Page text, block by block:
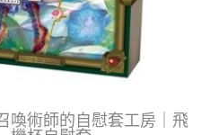
喚術師的自慰套工房｜飛